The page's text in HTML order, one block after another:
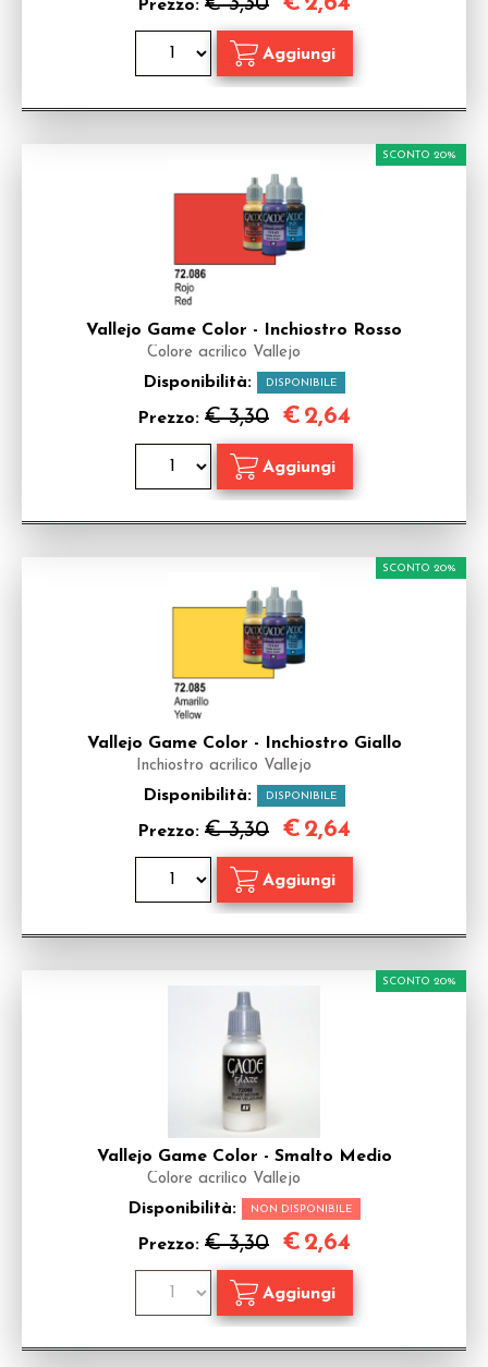
Prezzo:
Vallejo Game Color - Inchiostro Rosso
Colore acrilico Vallejo
Disponibilità: DISPONIBILE
Prezzo: € 3,30
SCONTO 20%
€ 2,64
Vallejo Game Color - Inchiostro Giallo
Inchiostro acrilico Vallejo
Disponibilità: DISPONIBILE
Prezzo: € 3,30
SCONTO 20%
€ 2,64
Vallejo Game Color - Smalto Medio
Colore acrilico Vallejo
Disponibilità: NON DISPONIBILE
Prezzo: € 3,30
SCONTO 20%
€ 2,64